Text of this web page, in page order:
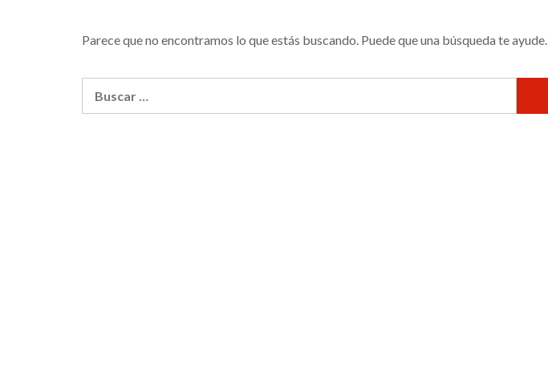
Parece que no encontramos lo que estás buscando. Puede que una búsqueda te ayude.